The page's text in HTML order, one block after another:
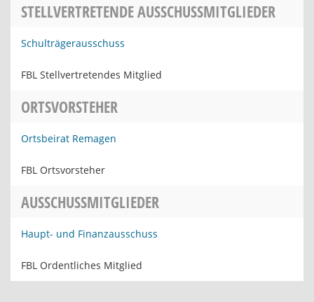
STELLVERTRETENDE AUSSCHUSSMITGLIEDER
Schulträgerausschuss
FBL Stellvertretendes Mitglied
ORTSVORSTEHER
Ortsbeirat Remagen
FBL Ortsvorsteher
AUSSCHUSSMITGLIEDER
Haupt- und Finanzausschuss
FBL Ordentliches Mitglied